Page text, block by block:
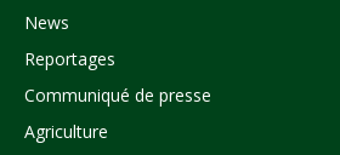
News
Reportages
Communiqué de presse
Agriculture